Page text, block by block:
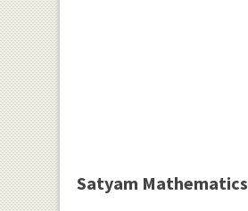
Satyam Mathematics